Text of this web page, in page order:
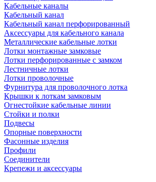
Кабельные каналы
Кабельный канал
Кабельный канал перфорированный
Аксессуары для кабельного канала
Металлические кабельные лотки
Лотки монтажные замковые
Лотки перфорированные с замком
Лестничные лотки
Лотки проволочные
Фурнитура для проволочного лотка
Крышки к лоткам замковым
Огнестойкие кабельные линии
Стойки и полки
Подвесы
Опорные поверхности
Фасонные изделия
Профили
Соединители
Крепежи и аксессуары